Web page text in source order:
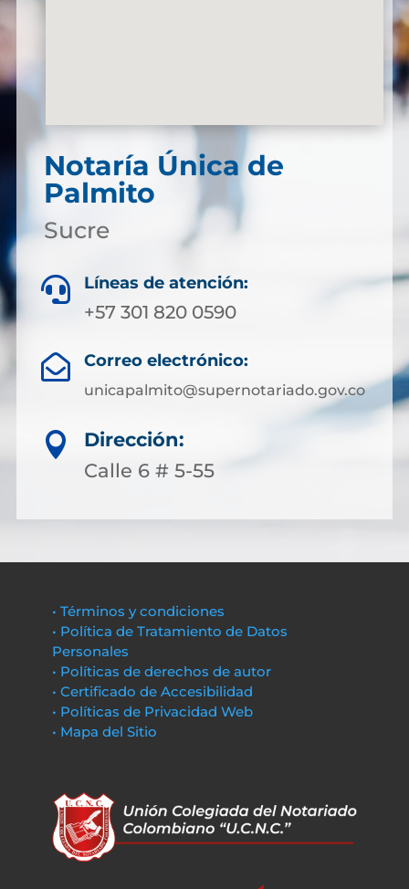
Notaría Única de
Palmito
Sucre
 Líneas de atención:
+57 301 820 0590
 Correo electrónico:
unicapalmito@supernotariado.gov.co

Dirección:
Calle 6 # 5-55
• Términos y condiciones
• Política de Tratamiento de Datos
Personales
• Políticas de derechos de autor
• Certificado de Accesibilidad
• Políticas de Privacidad Web
• Mapa del Sitio